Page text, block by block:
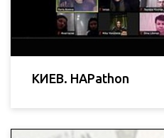
КИЕВ. HAPathon